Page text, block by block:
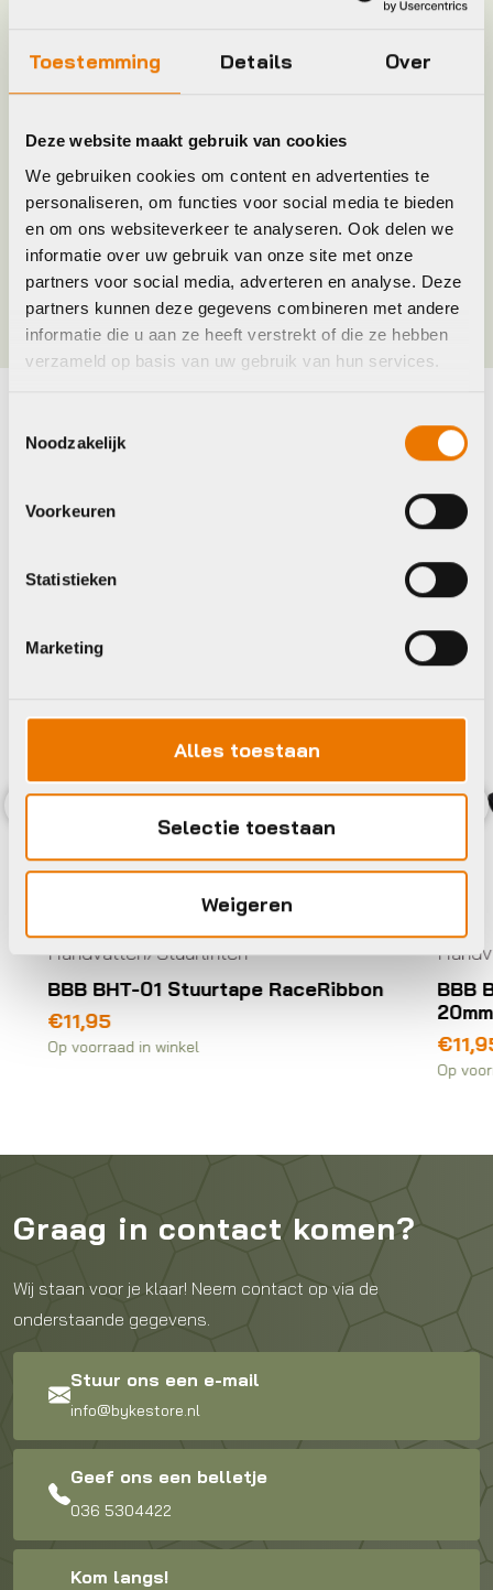
Toestemming Details Over
Deze website maakt gebruik van cookies
We gebruiken cookies om content en advertenties te
personaliseren, om functies voor social media te bieden
en om ons websiteverkeer te analyseren. Ook delen we
informatie over uw gebruik van onze site met onze
partners voor social media, adverteren en analyse. Deze
partners kunnen deze gegevens combineren met andere
informatie die u aan ze heeft verstrekt of die ze hebben
verzameld op basis van uw gebruik van hun services.
Noodzakelijk
Voorkeuren
Statistieken
Marketing
Alles toestaan
Selectie toestaan
Weigeren
Grips GC1 Nexus
Plaatsbepaling
Merk
Jaar 2016
Kleur Zwart/Grijs
Maak je fiets compleet
Stuurlinten
01 Stuurtape RaceRibbon
in winkel
Handvatten/
BBB BHG-27
Op voorraad in winkel
Graag in contact komen?
Wij staan voor je klaar! Neem contact op via de
onderstaande gegevens.
Stuur ons een e-mail
info@bykestore.nl
Geef ons een belletje
036 5304422
Kom langs!